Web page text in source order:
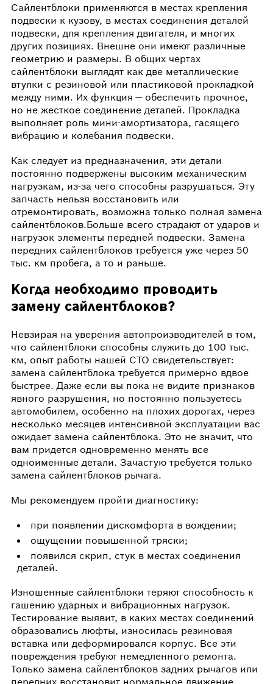
Сайлентблоки применяются в местах крепления
подвески к кузову, в местах соединения деталей
подвески, для крепления двигателя, и многих
других позициях. Внешне они имеют различные
геометрию и размеры. В общих чертах
сайлентблоки выглядят как две металлические
втулки с резиновой или пластиковой прокладкой
между ними. Их функция — обеспечить прочное,
но не жесткое соединение деталей. Прокладка
выполняет роль мини-амортизатора, гасящего
вибрацию и колебания подвески.
Как следует из предназначения, эти детали
постоянно подвержены высоким механическим
нагрузкам, из-за чего способны разрушаться. Эту
запчасть нельзя восстановить или
отремонтировать, возможна только полная замена
сайлентблоков.Больше всего страдают от ударов и
нагрузок элементы передней подвески. Замена
передних сайлентблоков требуется уже через 50
тыс. км пробега, а то и раньше.
Когда необходимо проводить
замену сайлентблоков?
Невзирая на уверения автопроизводителей в том,
что сайлентблоки способны служить до 100 тыс.
км, опыт работы нашей СТО свидетельствует:
замена сайлентблока требуется примерно вдвое
быстрее. Даже если вы пока не видите признаков
явного разрушения, но постоянно пользуетесь
автомобилем, особенно на плохих дорогах, через
несколько месяцев интенсивной эксплуатации вас
ожидает замена сайлентблока. Это не значит, что
вам придется одновременно менять все
одноименные детали. Зачастую требуется только
замена сайлентблоков рычага.
Мы рекомендуем пройти диагностику:
при появлении дискомфорта в вождении;
ощущении повышенной тряски;
появился скрип, стук в местах соединения
деталей.
Изношенные сайлентблоки теряют способность к
гашению ударных и вибрационных нагрузок.
Тестирование выявит, в каких местах соединений
образовались люфты, износилась резиновая
вставка или деформировался корпус. Все эти
повреждения требуют немедленного ремонта.
Только замена сайлентблоков задних рычагов или
передних восстановит нормальное движение